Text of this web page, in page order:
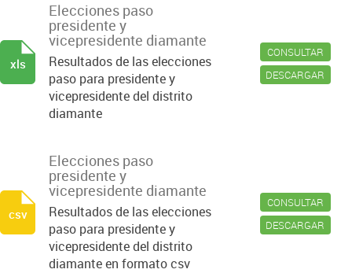
CONSULTAR
DESCARGAR
Elecciones paso
presidente y
vicepresidente diamante
Resultados de las elecciones
paso para presidente y
vicepresidente del distrito
diamante
xls
CONSULTAR
DESCARGAR
Elecciones paso
presidente y
vicepresidente diamante
Resultados de las elecciones
paso para presidente y
vicepresidente del distrito
diamante en formato csv
csv